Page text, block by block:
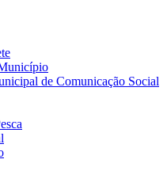
de Comunicação Social